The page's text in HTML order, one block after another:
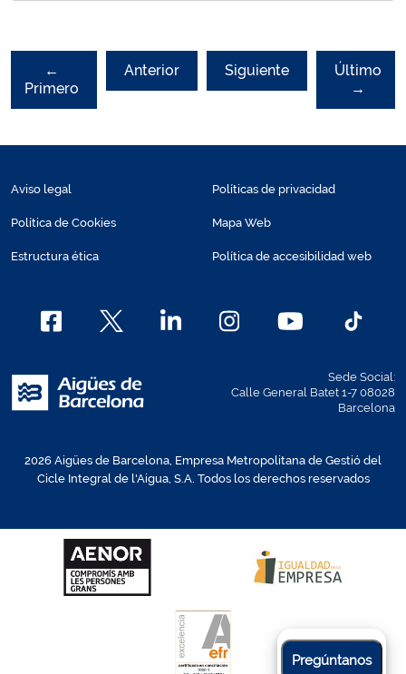
Pregúntanos
←
Primero
Anterior Siguiente
Último
→
Aviso legal
Política de Cookies
Estructura ética
Políticas de privacidad
Mapa Web
Política de accesibilidad web
Sede Social:
Calle General Batet 1-7 08028
Barcelona
2026 Aigües de Barcelona, Empresa Metropolitana de Gestió del
Cicle Integral de l'Aigua, S.A. Todos los derechos reservados